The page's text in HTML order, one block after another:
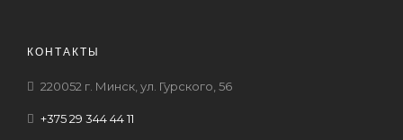
КОНТАКТЫ
220052 г. Минск, ул. Гурского, 56
+375 29 344 44 11